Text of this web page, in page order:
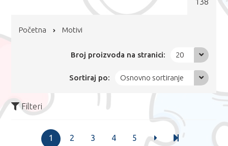
Početna Motivi
Broj proizvoda na stranici: 20
Sortiraj po: Osnovno sortiranje
Filteri
1 2 3 4 5